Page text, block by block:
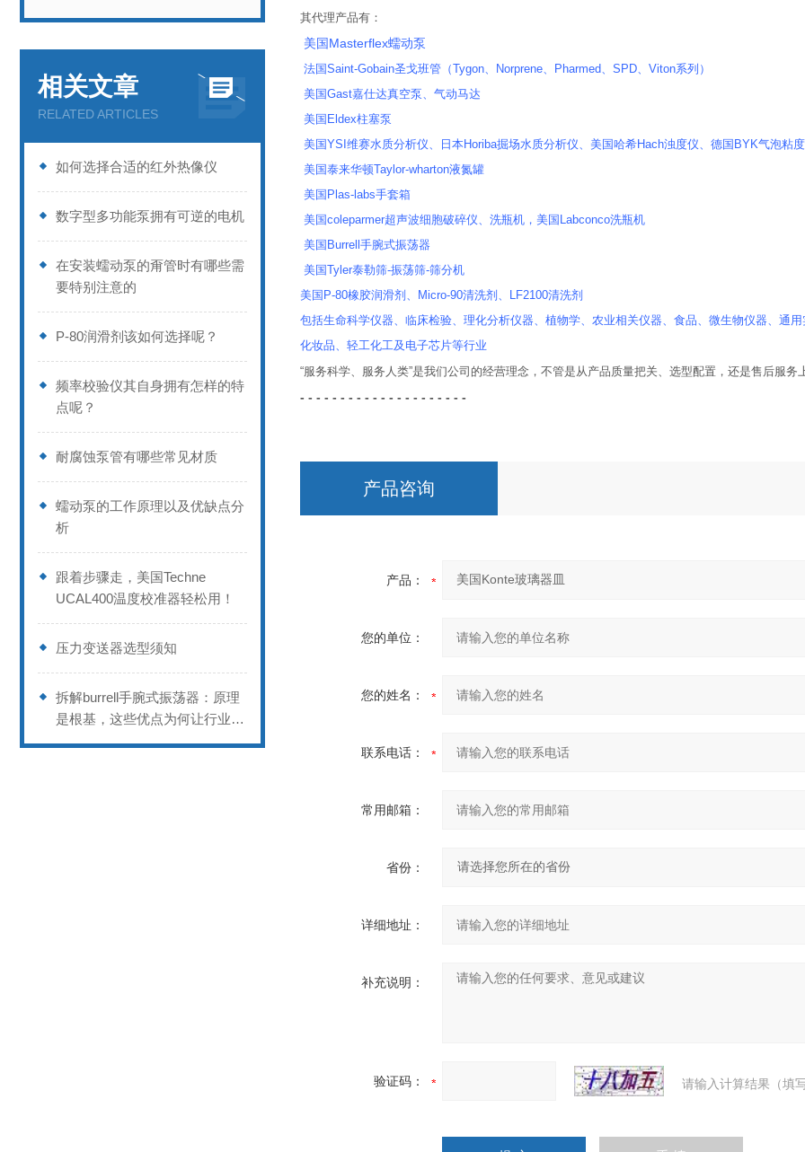
相关文章
RELATED ARTICLES
如何选择合适的红外热像仪
数字型多功能泵拥有可逆的电机
在安装蠕动泵的甭管时有哪些需
要特别注意的
P-80润滑剂该如何选择呢？
频率校验仪其自身拥有怎样的特
点呢？
耐腐蚀泵管有哪些常见材质
蠕动泵的工作原理以及优缺点分
析
跟着步骤走，美国Techne
UCAL400温度校准器轻松用！
压力变送器选型须知
拆解burrell手腕式振荡器：原理
是根基，这些优点为何让行业偏
爱？
其代理产品有：
美国Masterflex蠕动泵
法国Saint-Gobain圣戈班管（Tygon、Norprene、Pharmed、SPD、Viton系列）
美国Gast嘉仕达真空泵、气动马达
美国Eldex柱塞泵
美国YSI维赛水质分析仪、日本Horiba掘场水质分析仪、美国哈希Hach浊度仪、德国BYK气泡粘
美国泰来华顿Taylor-wharton液氮罐
美国Plas-labs手套箱
美国coleparmer超声波细胞破碎仪、洗瓶机，美国Labconco洗瓶机
美国Burrell手腕式振荡器
美国Tyler泰勒筛-振荡筛-筛分机
美国P-80橡胶润滑剂、Micro-90清洗剂、LF2100清洗剂
包括生命科学仪器、临床检验、理化分析仪器、植物学、农业相关仪器、食品、微生物仪器、通
化妆品、轻工化工及电子芯片等行业
“服务科学、服务人类”是我们公司的经营理念，不管是从产品质量把关、选型配置，还是售后服务
- - - - - - - - - - - - - - - - - - - - -
产品咨询
产品：
您的单位：
您的姓名：
联系电话：
常用邮箱：
省份：
详细地址：
补充说明：
验证码： 请输入计算结果（填